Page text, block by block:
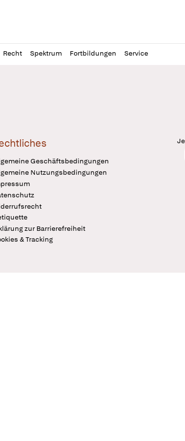
Recht Spektrum Fortbildungen Service
Geschäftsbedingungen
Nutzungsbedingungen
zur Barrierefreiheit
& Tracking